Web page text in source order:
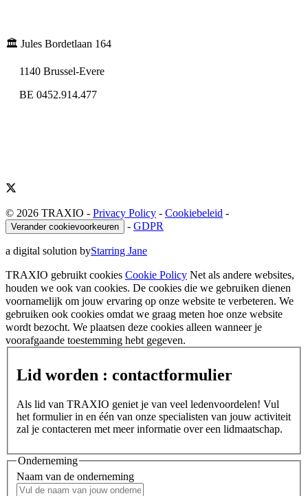
🏛️ Jules Bordetlaan 164
1140 Brussel-Evere
BE 0452.914.477
© 2026 TRAXIO - Privacy Policy - Cookiebeleid -
Verander cookievoorkeuren - GDPR
a digital solution byStarring Jane
TRAXIO gebruikt cookies Cookie Policy Net als andere websites,
houden we ook van cookies. De cookies die we gebruiken dienen
voornamelijk om jouw ervaring op onze website te verbeteren. We
gebruiken ook cookies omdat we graag meten hoe onze website
wordt bezocht. We plaatsen deze cookies alleen wanneer je
voorafgaande toestemming hebt gegeven.
Lid worden : contactformulier
Als lid van TRAXIO geniet je van veel ledenvoordelen! Vul
het formulier in en één van onze specialisten van jouw activiteit
zal je contacteren met meer informatie over een lidmaatschap.
Onderneming
Naam van de onderneming